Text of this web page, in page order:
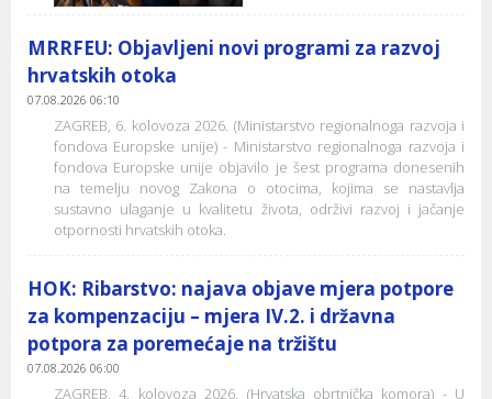
MRRFEU: Objavljeni novi programi za razvoj
hrvatskih otoka
07.08.2026 06:10
ZAGREB, 6. kolovoza 2026. (Ministarstvo regionalnoga razvoja i
fondova Europske unije) - Ministarstvo regionalnoga razvoja i
fondova Europske unije objavilo je šest programa donesenih
na temelju novog Zakona o otocima, kojima se nastavlja
sustavno ulaganje u kvalitetu života, održivi razvoj i jačanje
otpornosti hrvatskih otoka.
HOK: Ribarstvo: najava objave mjera potpore
za kompenzaciju – mjera IV.2. i državna
potpora za poremećaje na tržištu
07.08.2026 06:00
ZAGREB, 4. kolovoza 2026. (Hrvatska obrtnička komora) - U